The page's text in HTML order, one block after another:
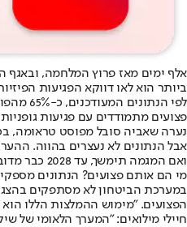
ביותר הוא לאו דווקא הפגיעות
פצועים מתמודדים עם פגיעות גופניות בלבד -
נערה שאביה סובל מפוסט טראומה,
ואם המגמה תימשך, עד 2028 כבר מדובר בכ-100 אלף מטופלים, כאשר כמחציתם יתמודדו עם פגיעות נפשיות.
מי הם אותם פצועים? הנתונים מספקים את התשובה: כמעט מחצית
במערכת הביטחון לא מסתפקים
הפצועים. "מימוש ההמלצות הללו
חיילי מילואים: "המערך הלאומי של